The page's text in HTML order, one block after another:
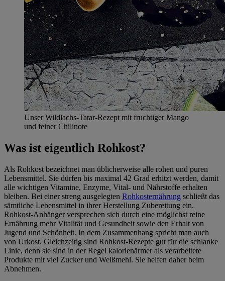
Unser Wildlachs-Tatar-Rezept mit fruchtiger Mango
und feiner Chilinote
Was ist eigentlich Rohkost?
Als Rohkost bezeichnet man üblicherweise alle rohen und puren
Lebensmittel. Sie dürfen bis maximal 42 Grad erhitzt werden, damit
alle wichtigen Vitamine, Enzyme, Vital- und Nährstoffe erhalten
bleiben. Bei einer streng ausgelegten Rohkosternährung schließt das
sämtliche Lebensmittel in ihrer Herstellung Zubereitung ein.
Rohkost-Anhänger versprechen sich durch eine möglichst reine
Ernährung mehr Vitalität und Gesundheit sowie den Erhalt von
Jugend und Schönheit. In dem Zusammenhang spricht man auch
von Urkost. Gleichzeitig sind Rohkost-Rezepte gut für die schlanke
Linie, denn sie sind in der Regel kalorienärmer als verarbeitete
Produkte mit viel Zucker und Weißmehl. Sie helfen daher beim
Abnehmen.